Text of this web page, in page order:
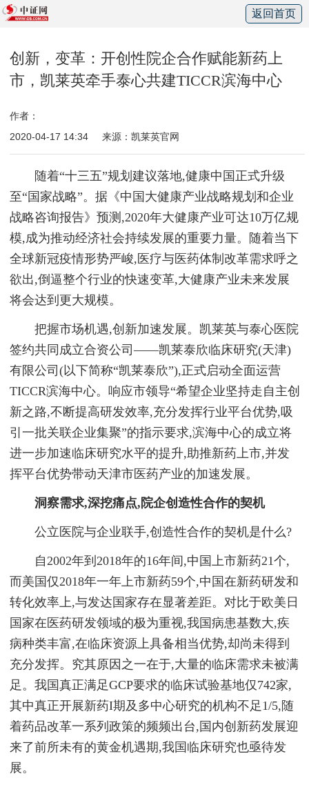
返回首页
创新，变革：开创性院企合作赋能新药上
市，凯莱英牵手泰心共建TICCR滨海中心
作者：
2020-04-17 14:34
来源：凯莱英官网
随着“十三五”规划建议落地,健康中国正式升级
至“国家战略”。据《中国大健康产业战略规划和企业
战略咨询报告》预测,2020年大健康产业可达10万亿规
模,成为推动经济社会持续发展的重要力量。随着当下
全球新冠疫情形势严峻,医疗与医药体制改革需求呼之
欲出,倒逼整个行业的快速变革,大健康产业未来发展
将会达到更大规模。
把握市场机遇,创新加速发展。凯莱英与泰心医院
签约共同成立合资公司——凯莱泰欣临床研究(天津)
有限公司(以下简称“凯莱泰欣”),正式启动全面运营
TICCR滨海中心。响应市领导“希望企业坚持走自主创
新之路,不断提高研发效率,充分发挥行业平台优势,吸
引一批关联企业集聚”的指示要求,滨海中心的成立将
进一步加速临床研究水平的提升,助推新药上市,并发
挥平台优势带动天津市医药产业的加速发展。
洞察需求,深挖痛点,院企创造性合作的契机
公立医院与企业联手,创造性合作的契机是什么?
自2002年到2018年的16年间,中国上市新药21个,
而美国仅2018年一年上市新药59个,中国在新药研发和
转化效率上,与发达国家存在显著差距。对比于欧美日
国家在医药研发领域的极为重视,我国病患基数大,疾
病种类丰富,在临床资源上具备相当优势,却尚未得到
充分发挥。究其原因之一在于,大量的临床需求未被满
足。我国真正满足GCP要求的临床试验基地仅742家,
其中真正开展新药I期及多中心研究的机构不足1/5,随
着药品改革一系列政策的频频出台,国内创新药发展迎
来了前所未有的黄金机遇期,我国临床研究也亟待发
展。